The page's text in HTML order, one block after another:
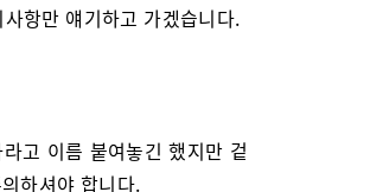
항만 얘기하고 가겠습니다.
고 이름 붙여놓긴 했지만 겉
하셔야 합니다.